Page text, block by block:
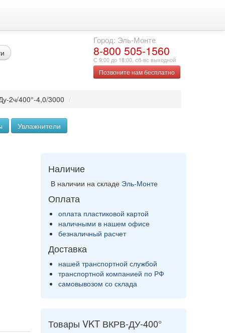
Город: Эль-Монте
8-800 505-1560
С 9:00 до 18:00, сб-вс выходной
Позвоните нам бесплатно
2ч/400°-4,0/3000 /
Увлажнители
Наличие
В наличии на складе Эль-Монте
Оплата
оплата пластиковой картой
наличными в нашем офисе
безналичный расчет
Доставка
нашей транспортной службой
транспортной компанией по РФ
самовывозом со склада
Товары VKT ВКРВ-ДУ-400°